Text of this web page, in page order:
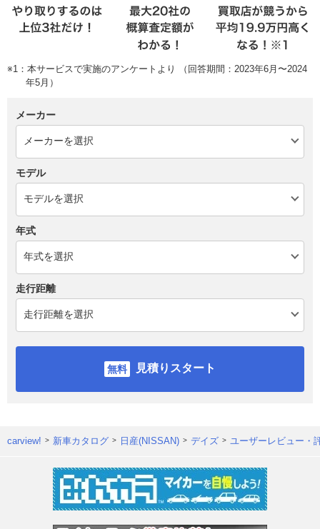
※1：本サービスで実施のアンケートより （回答期間：2023年6月〜2024
年5月）
メーカー
モデル
年式
走行距離
見積りスタート
carview! 新車カタログ 日産(NISSAN) デイズ ユーザーレビュー・